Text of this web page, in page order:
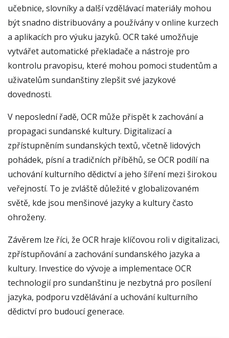
učebnice, slovníky a další vzdělávací materiály mohou
být snadno distribuovány a používány v online kurzech
a aplikacích pro výuku jazyků. OCR také umožňuje
vytvářet automatické překladače a nástroje pro
kontrolu pravopisu, které mohou pomoci studentům a
uživatelům sundanštiny zlepšit své jazykové
dovednosti.
V neposlední řadě, OCR může přispět k zachování a
propagaci sundanské kultury. Digitalizací a
zpřístupněním sundanských textů, včetně lidových
pohádek, písní a tradičních příběhů, se OCR podílí na
uchování kulturního dědictví a jeho šíření mezi širokou
veřejností. To je zvláště důležité v globalizovaném
světě, kde jsou menšinové jazyky a kultury často
ohroženy.
Závěrem lze říci, že OCR hraje klíčovou roli v digitalizaci,
zpřístupňování a zachování sundanského jazyka a
kultury. Investice do vývoje a implementace OCR
technologií pro sundanštinu je nezbytná pro posílení
jazyka, podporu vzdělávání a uchování kulturního
dědictví pro budoucí generace.